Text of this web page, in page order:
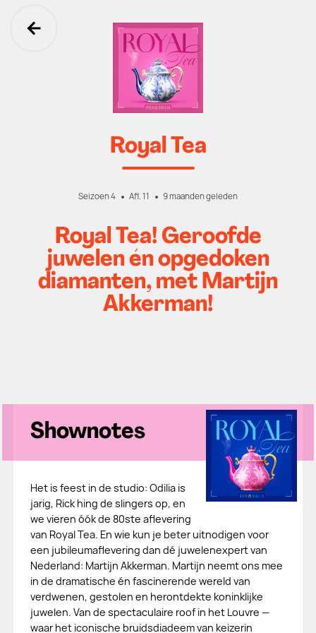
Ga terug
Royal Tea
Seizoen 4 Afl. 11 9 maanden geleden
Royal Tea! Geroofde
juwelen én opgedoken
diamanten, met Martijn
Akkerman!
Shownotes
Het is feest in de studio: Odilia is
jarig, Rick hing de slingers op, en
we vieren óók de 80ste aflevering
van Royal Tea. En wie kun je beter uitnodigen voor
een jubileumaflevering dan dé juwelenexpert van
Nederland: Martijn Akkerman. Martijn neemt ons mee
in de dramatische én fascinerende wereld van
verdwenen, gestolen en herontdekte koninklijke
juwelen. Van de spectaculaire roof in het Louvre —
waar het iconische bruidsdiadeem van keizerin